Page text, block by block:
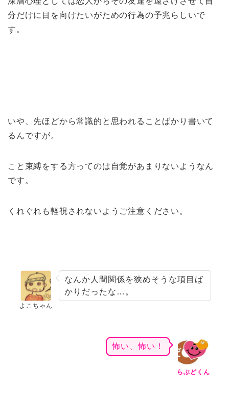
分だけに目を向けたいがための行為の予兆らしいで
す。
いや、先ほどから常識的と思われることばかり書いて
るんですが。
こと束縛をする方ってのは自覚があまりないようなん
です。
くれぐれも軽視されないようご注意ください。
よこちゃん
なんか人間関係を狭めそうな項目ば
かりだったな…。
らぶどくん
怖い、怖い！